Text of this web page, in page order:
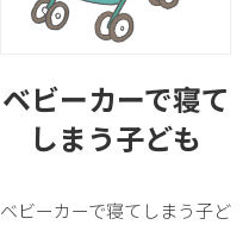
ベビーカーで寝て
しまう子ども
ベビーカーで寝てしまう子ど